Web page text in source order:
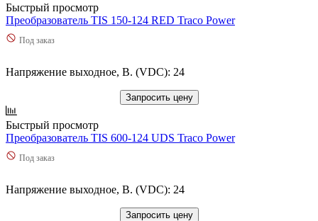
Быстрый просмотр
Преобразователь TIS 150-124 RED Traco Power
Под заказ
Напряжение выходное, В. (VDC): 24
Запросить цену
Быстрый просмотр
Преобразователь TIS 600-124 UDS Traco Power
Под заказ
Напряжение выходное, В. (VDC): 24
Запросить цену